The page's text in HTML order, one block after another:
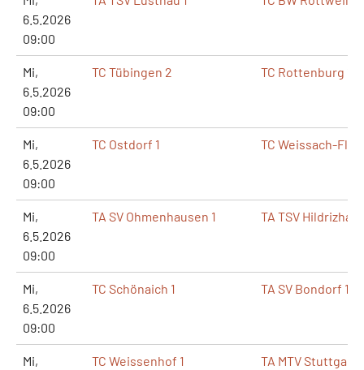
6.5.2026
09:00
Mi,
6.5.2026
09:00
TC Tübingen 2 TC Rottenburg 1
Mi,
6.5.2026
09:00
TC Ostdorf 1 TC Weissach-
Mi,
6.5.2026
09:00
TA SV Ohmenhausen 1 TA TSV
Mi,
6.5.2026
09:00
TC Schönaich 1 TA SV Bondorf 1
Mi,
TC Weissenhof 1 TA MTV Stuttgart 1